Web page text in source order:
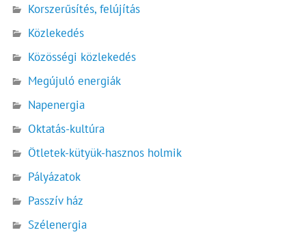
Korszerűsítés, felújítás
Közlekedés
Közösségi közlekedés
Megújuló energiák
Napenergia
Oktatás-kultúra
Ötletek-kütyük-hasznos holmik
Pályázatok
Passzív ház
Szélenergia